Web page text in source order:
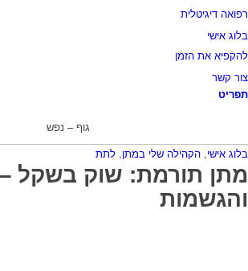
רפואה דיגיטלית
בלוג אישי
להקפיא את הזמן
צור קשר
תפריט
גוף – נפש
בלוג אישי, הקהילה שלי במתן, לתת
מתן תורמת: שוק בשקל
והגשמות